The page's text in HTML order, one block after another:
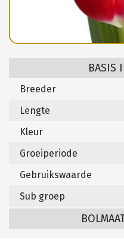
BASIS
Breeder
Lengte
Kleur
Groeiperiode
Gebruikswaarde
Sub groep